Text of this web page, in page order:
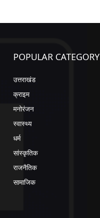
POPULAR CATEGORY
उत्तराखंड
क्राइम
मनोरंजन
स्वास्थ्य
धर्म
सांस्कृतिक
राजनैतिक
सामाजिक